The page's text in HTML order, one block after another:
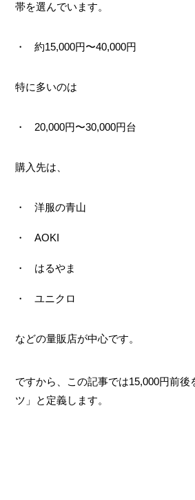
帯を選んでいます。
約15,000円〜40,000円
特に多いのは
20,000円〜30,000円台
購入先は、
洋服の青山
AOKI
はるやま
ユニクロ
などの量販店が中心です。
ですから、この記事では15,000円前後
ツ」と定義します。